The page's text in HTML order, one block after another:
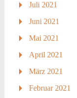
Juli 2021
Juni 2021
Mai 2021
April 2021
März 2021
Februar 2021